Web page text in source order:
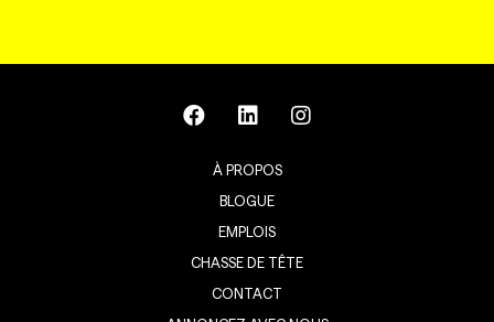
À PROPOS
BLOGUE
EMPLOIS
CHASSE DE TÊTE
CONTACT